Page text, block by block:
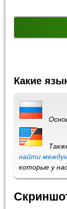
Какие
найти
которые у